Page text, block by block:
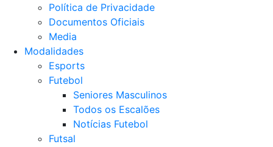
Política de Privacidade
Documentos Oficiais
Media
Modalidades
Esports
Futebol
Seniores Masculinos
Todos os Escalões
Notícias Futebol
Futsal